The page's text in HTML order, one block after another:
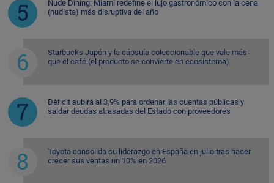
Nude Dining: Miami redefine el lujo gastronómico con la cena
(nudista) más disruptiva del año
Starbucks Japón y la cápsula coleccionable que vale más
que el café (el producto se convierte en ecosistema)
Déficit subirá al 3,9% para ordenar las cuentas públicas y
saldar deudas atrasadas del Estado con proveedores
Toyota consolida su liderazgo en España en julio tras hacer
crecer sus ventas un 10% en 2026